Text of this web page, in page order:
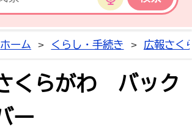
ホーム > くらし・手続き > 広報さく
くらがわ バック
ー